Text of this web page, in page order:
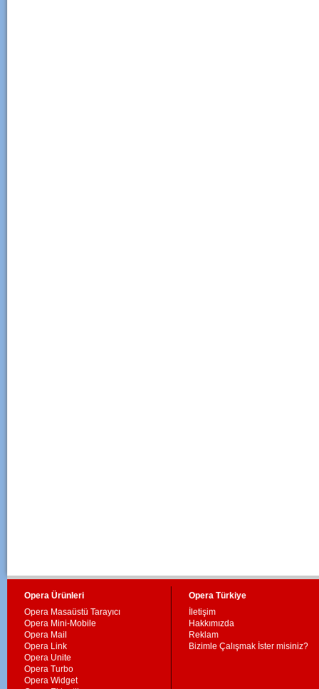
Opera Ürünleri
Opera Masaüstü Tarayıcı
Opera Mini-Mobile
Opera Mail
Opera Link
Opera Unite
Opera Turbo
Opera Widget
Opera Türkiye
İletişim
Hakkımızda
Reklam
Bizimle Çalışmak İster misiniz?